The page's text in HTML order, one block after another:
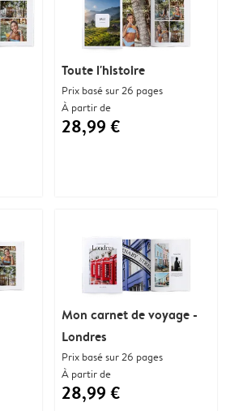
Toute l'histoire
Prix basé sur 26 pages
À partir de
28,99 €
Mon carnet de voyage -
Londres
Prix basé sur 26 pages
À partir de
28,99 €